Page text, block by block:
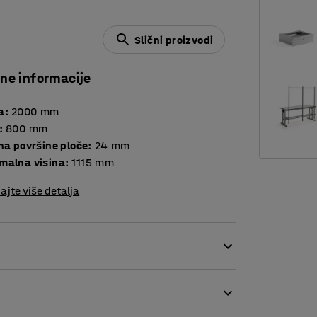
Slični proizvodi
informacije
: 2000 mm
: 800 mm
Debljina površine ploče: 24 mm
visina: 1115 mm
više detalja
radne visine jednim pritiskom gumba. Na